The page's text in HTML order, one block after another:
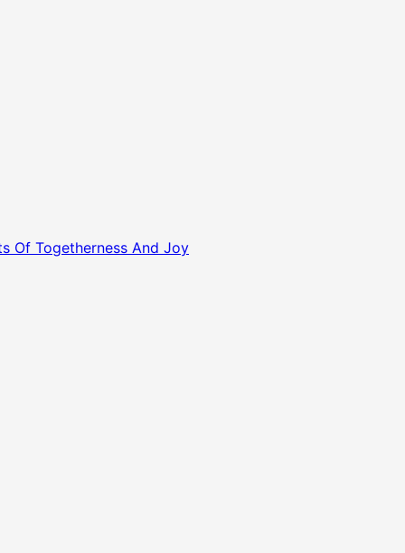
Of Togetherness And Joy